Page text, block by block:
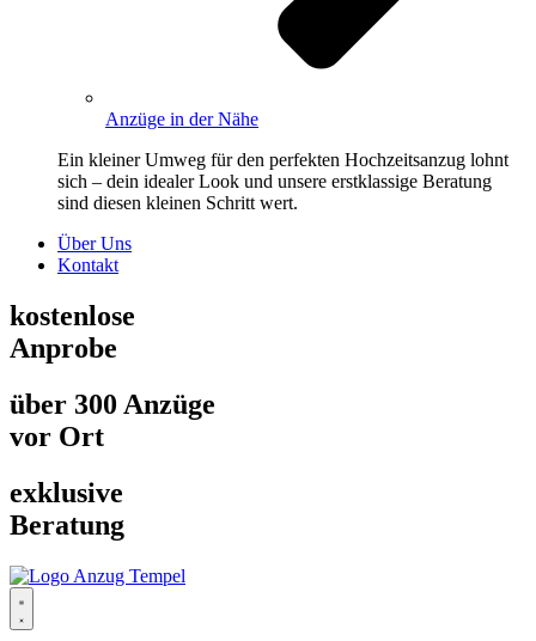
Anzüge in der Nähe
Ein kleiner Umweg für den perfekten Hochzeitsanzug lohnt
sich – dein idealer Look und unsere erstklassige Beratung
sind diesen kleinen Schritt wert.
Über Uns
Kontakt
kostenlose
Anprobe
über 300 Anzüge
vor Ort
exklusive
Beratung